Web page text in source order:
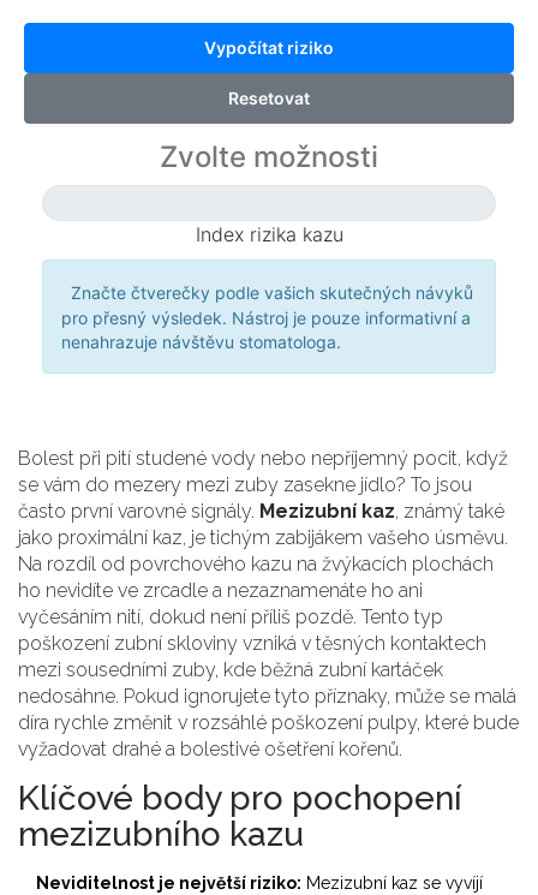
Vypočítat riziko
Resetovat
Zvolte možnosti
-- %
Index rizika kazu
Značte čtverečky podle vašich skutečných návyků
pro přesný výsledek. Nástroj je pouze informativní a
nenahrazuje návštěvu stomatologa.
Bolest při pití studené vody nebo nepříjemný pocit, když
se vám do mezery mezi zuby zasekne jídlo? To jsou
často první varovné signály. Mezizubní kaz, známý také
jako proximální kaz, je tichým zabijákem vašeho úsměvu.
Na rozdíl od povrchového kazu na žvýkacích plochách
ho nevidíte ve zrcadle a nezaznamenáte ho ani
vyčesáním nití, dokud není příliš pozdě. Tento typ
poškození zubní skloviny vzniká v těsných kontaktech
mezi sousedními zuby, kde běžná zubní kartáček
nedosáhne. Pokud ignorujete tyto příznaky, může se malá
díra rychle změnit v rozsáhlé poškození pulpy, které bude
vyžadovat drahé a bolestivé ošetření kořenů.
Klíčové body pro pochopení
mezizubního kazu
Neviditelnost je největší riziko: Mezizubní kaz se vyvíjí